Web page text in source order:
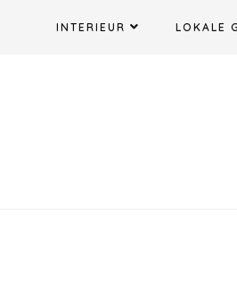
INTERIEUR LOKALE